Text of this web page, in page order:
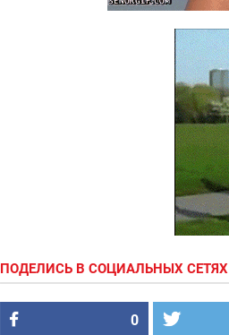
ПОДЕЛИСЬ В СОЦИАЛЬНЫХ СЕТЯХ
0